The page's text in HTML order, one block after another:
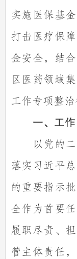
实施医保基
打击医疗保
金安全，结
区医药领域
工作专项整治
一、工
以党的
落实习近平
的重要指示
全作为首要
履职尽责、
管主体责任